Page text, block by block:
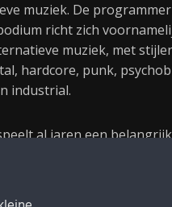
muziek. De
richt zich
muziek, met
hardcore, punk,
industrial.
al jaren een